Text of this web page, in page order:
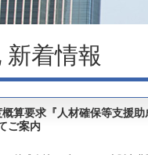
新着情報
概算要求『人材確保等支援
ご案内